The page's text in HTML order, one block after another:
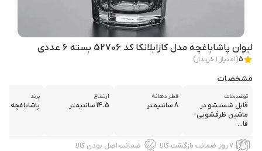
لیوان پاشاباغچه مدل کازابلانکا کد 52706 بسته 6 عددی
5(امتیاز 1خریدار)
مشخصات
توضیحات
قابل شستشو در
ماشین ظرفشویی-
قا...
قطر دهانه
8 سانتیمتر
ارتفاع
14.5 سانتیمتر
برند
پاشاباغچه
۷ روز ضمانت بازگشت کالا ضمانت اصل بودن کالا